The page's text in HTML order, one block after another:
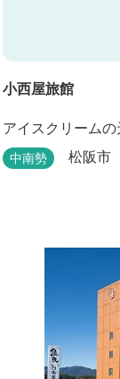
小西屋旅館
アイスクリームの
中南勢 松阪市